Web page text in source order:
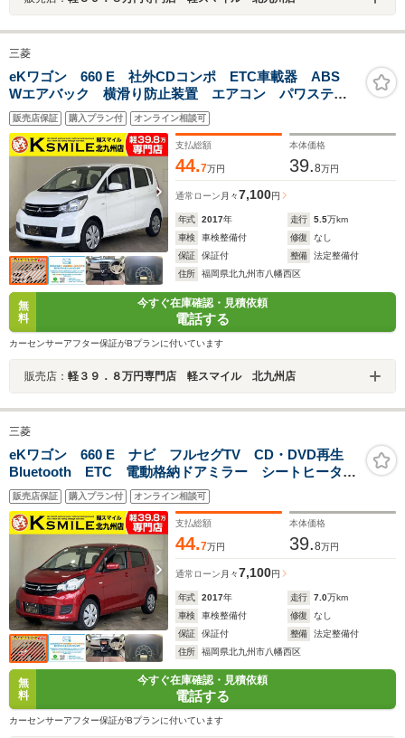
三菱
eKワゴン 660 E 社外CDコンポ ETC車載器 ABS
Wエアバック 横滑り防止装置 エアコン パワステ
パワーウインド 運転席シートヒーター ベンチシー
ト キーレスエントリー
販売店保証 購入プラン付 オンライン相談可
支払総額
44.7万円
本体価格
39.8万円
通常ローン 月々7,100円
年式 2017年 走行 5.5万km
車検
車検整備付 修復
なし
保証
保証付 整備
法定整備付
住所
福岡県北九州市八幡西区
無
料
今すぐ在庫確認・見積依頼
電話する
カーセンサーアフター保証がBプランに付いています
販売店： 軽３９．８万円専門店 軽スマイル 北九州店
三菱
eKワゴン 660 E ナビ フルセグTV CD・DVD再生
Bluetooth ETC 電動格納ドアミラー シートヒータ
ー ベンチシート キーレス エアバッグ アンチロッ
クブレーキ パワーステアリング パワーウィンドウ
販売店保証 購入プラン付 オンライン相談可
支払総額
44.7万円
本体価格
39.8万円
通常ローン 月々7,100円
年式 2017年 走行 7.0万km
車検
車検整備付 修復
なし
保証
保証付 整備
法定整備付
住所
福岡県北九州市八幡西区
無
料
今すぐ在庫確認・見積依頼
電話する
カーセンサーアフター保証がBプランに付いています